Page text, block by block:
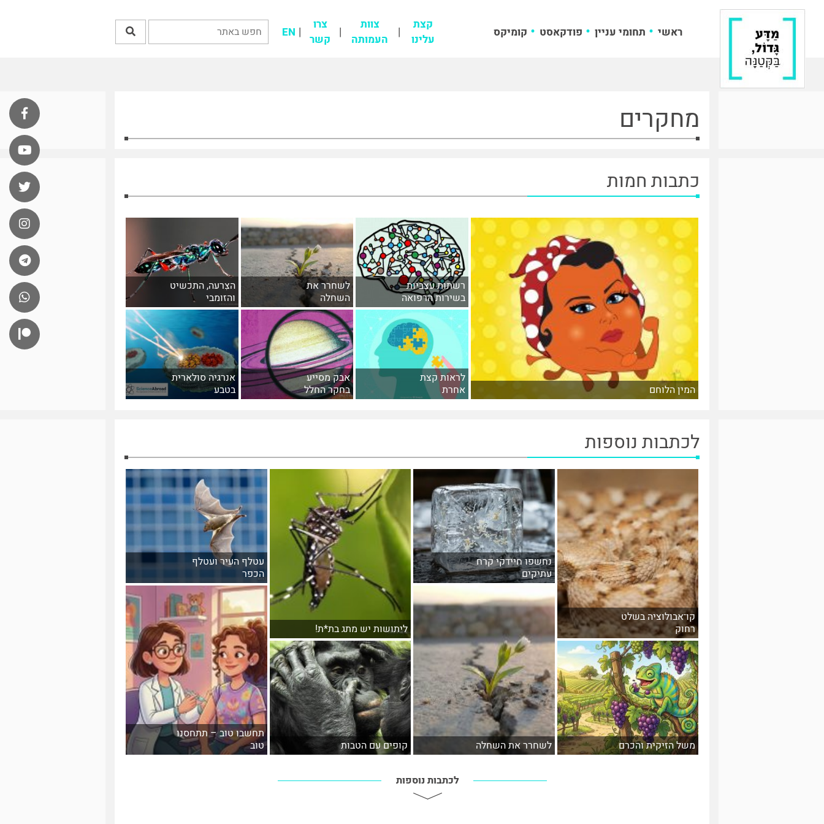
ראשי תחומי עניין פודקאסט קומיקס
קצת
עלינו
צוות
העמותה
צרו
קשר
EN
מחקרים
כתבות חמות
המין הלוחם
רשתות עצביות
בשירות הרפואה
לשחרר את
השחלה
הצִרעה, התכשיט
והזומבי
לראות קצת
אחרת
אבק מסייע
בחקר החלל
אנרגיה סולארית
בטבע
לכתבות נוספות
קו־אבולוציה בשלט
רחוק
נחשפו חיידקי קרח
עתיקים
ליתושות יש מתג בת*ת!
עטלף העיר ועטלף
הכפר
משל הזיקית והכרם לשחרר את השחלה קופים עם הטבות
תחשבו טוב – תתחסנו
טוב
לכתבות נוספות